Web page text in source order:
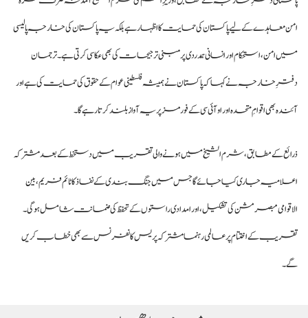
امن معاہدے کے لیے پاکستان کی حمایت کا اظہار ہے بلکہ یہ پاکستان کی خارجہ پالیسی
میں امن، استحکام اور انسانی ہمدردی پر مبنی ترجیحات کی بھی عکاسی کرتی ہے۔ ترجمان
دفترِ خارجہ نے کہا کہ پاکستان نے ہمیشہ فلسطینی عوام کے حقوق کی حمایت کی ہے اور
آئندہ بھی اقوامِ متحدہ اور او آئی سی کے فورمز پر یہ آواز بلند کرتا رہے گا۔
ذرائع کے مطابق، شرم الشیخ میں ہونے والی تقریب میں دستخط کے بعد مشترکہ
اعلامیہ جاری کیا جائے گا جس میں جنگ بندی کے نفاذ کا ٹائم فریم، بین
الاقوامی مبصر مشن کی تشکیل، اور امدادی راستوں کے تحفظ کی ضمانت شامل ہوگی۔
تقریب کے اختتام پر عالمی رہنما مشترکہ پریس کانفرنس سے بھی خطاب کریں
گے۔